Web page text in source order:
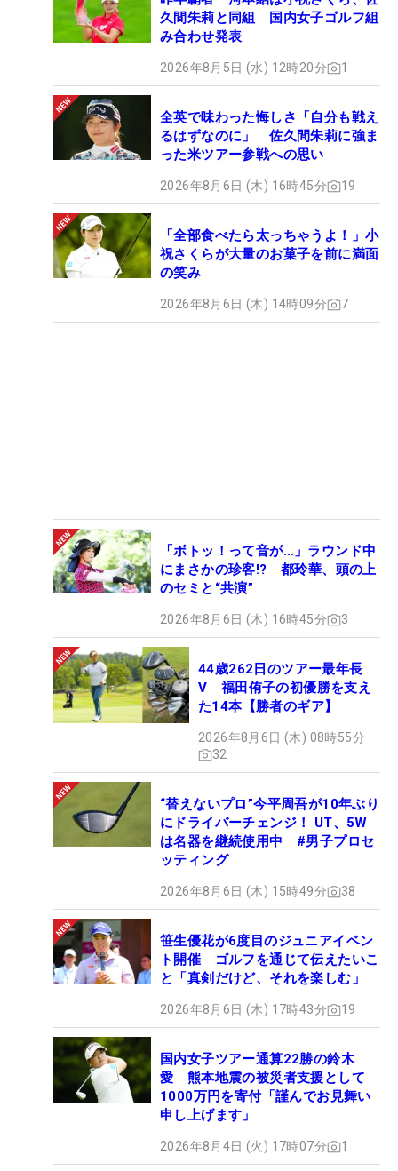
久間朱莉と同組 国内女子ゴルフ組
み合わせ発表
2026年8月5日 (水) 12時20分 1
全英で味わった悔しさ「自分も戦え
るはずなのに」 佐久間朱莉に強ま
った米ツアー参戦への思い
2026年8月6日 (木) 16時45分 19
「全部食べたら太っちゃうよ！」小
祝さくらが大量のお菓子を前に満面
の笑み
2026年8月6日 (木) 14時09分 7
「ボトッ！って音が…」ラウンド中
にまさかの珍客!? 都玲華、頭の上
のセミと“共演”
2026年8月6日 (木) 16時45分 3
44歳262日のツアー最年長
V 福田侑子の初優勝を支え
た14本【勝者のギア】
2026年8月6日 (木) 08時55分
32
“替えないプロ”今平周吾が10年ぶり
にドライバーチェンジ！ UT、5W
は名器を継続使用中 #男子プロセ
ッティング
2026年8月6日 (木) 15時49分 38
笹生優花が6度目のジュニアイベン
ト開催 ゴルフを通じて伝えたいこ
と「真剣だけど、それを楽しむ」
2026年8月6日 (木) 17時43分 19
国内女子ツアー通算22勝の鈴木
愛 熊本地震の被災者支援として
1000万円を寄付「謹んでお見舞い
申し上げます」
2026年8月4日 (火) 17時07分 1